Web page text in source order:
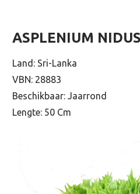
ASPLENIUM
Land: Sri-Lanka
VBN: 28883
Beschikbaar: Jaarrond
Lengte: 50 Cm